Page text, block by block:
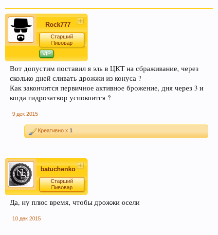
Этот сайт использует файлы cookie. Продолжая
пользоваться данным сайтом, Вы соглашаетесь
на использование нами Ваших файлов cookie.
Узнать больше.
Rock777
Старший
Пивовар
VIP
Вот допустим поставил я эль в ЦКТ на сбраживание, через
сколько дней сливать дрожжи из конуса ?
Как закончится первичное активное брожение, дня через 3 и
когда гидрозатвор успокоится ?
9 дек 2015
Креативно x 1
batuchenko
Старший
Пивовар
Да, ну плюс время, чтобы дрожжи осели
10 дек 2015